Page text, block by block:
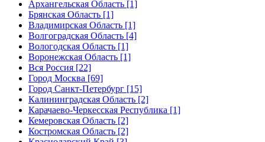
Архангельская Область [1]
Брянская Область [1]
Владимирская Область [1]
Волгоградская Область [4]
Вологодская Область [1]
Воронежская Область [1]
Вся Россия [22]
Город Москва [69]
Город Санкт-Петербург [15]
Калининградская Область [2]
Карачаево-Черкесская Республика [1]
Кемеровская Область [2]
Костромская Область [2]